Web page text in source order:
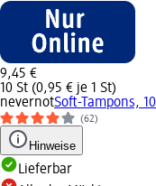
9,45 €
10 St (0,95 € je 1 St)
nevernotSoft-Tampons,
(62)
Hinweise
Lieferbar